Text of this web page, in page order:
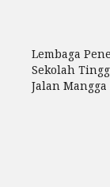
Lembaga
Sekolah
Jalan Mangga